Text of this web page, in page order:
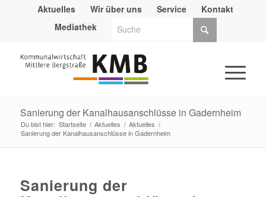
Aktuelles Wir über uns Service
Kontakt
Mediathek
Sanierung der Kanalhausanschlüsse in Gadernheim
Du bist hier: Startseite / Aktuelles / Aktuelles /
Sanierung der Kanalhausanschlüsse in Gadernheim
Sanierung der